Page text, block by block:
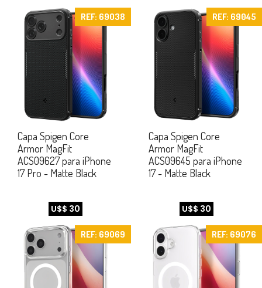
REF: 69038
Capa Spigen Core
Armor MagFit
ACS09627 para iPhone
17 Pro - Matte Black
U$$ 30
REF: 69045
Capa Spigen Core
Armor MagFit
ACS09645 para iPhone
17 - Matte Black
U$$ 30
REF: 69069 REF: 69076